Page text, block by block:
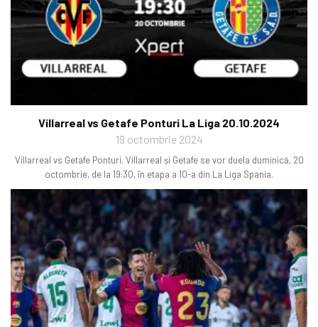
Villarreal vs Getafe Ponturi La Liga 20.10.2024
19 octombrie 2024
Villarreal vs Getafe Ponturi. Villarreal și Getafe se vor duela duminică, 20
octombrie, de la 19:30, în etapa a 10-a din La Liga Spania.